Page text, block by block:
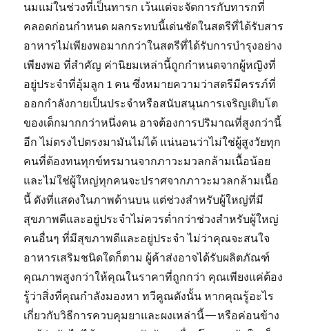
นมแม่ในช่วงที่เป็นทารก เว้นแต่จะจัดการกับทารกที่
คลอดก่อนกำหนด ผลกระทบนี้เด่นชัดในสตรีที่ได้รับสาร
อาหารไม่เพียงพอมากกว่าในสตรีที่ได้รับการบำรุงอย่าง
เพียงพอ ที่สำคัญ ค่านิยมเหล่านี้ถูกกำหนดจากผู้หญิงที่
อยู่ประจำที่อุ้มลูก 1 คน ซึ่งหมายความว่าสตรีมีครรภ์ที่
ออกกำลังกายเป็นประจำหรือสนับสนุนการเจริญเติบโต
ของเด็กมากกว่าหนึ่งคน อาจต้องการปริมาณที่สูงกว่านี้
อีก ไม่ตรงไปตรงมามันไม่ได้ แน่นอนว่าไม่ใช่ผู้สูงวัยทุก
คนที่ต้องทนทุกข์ทรมานจากภาวะมวลกล้ามเนื้อน้อย
และไม่ใช่ผู้ใหญ่ทุกคนจะปราศจากภาวะมวลกล้ามเนื้อ
นี้ ดังที่แสดงในภาพด้านบน แต่ช่วงสำหรับผู้ใหญ่ที่มี
สุขภาพดีและอยู่ประจำไม่ควรต่ำกว่าช่วงสำหรับผู้ใหญ่
คนอื่นๆ ที่มีสุขภาพดีและอยู่ประจำ ไม่ว่าคุณจะสนใจ
อาหารเสริมชนิดใดก็ตาม ผู้ค้าส่งอาจได้รับผลิตภัณฑ์
คุณภาพสูงกว่าให้คุณในราคาที่ถูกกว่า คุณเพียงแค่ต้อง
รู้ว่าสิ่งที่คุณกำลังมองหา ทวีคูณดังนั้น หากคุณรู้อะไร
เกี่ยวกับวิธีการควบคุมยาและผงเหล่านี้—หรือค่อนข้าง